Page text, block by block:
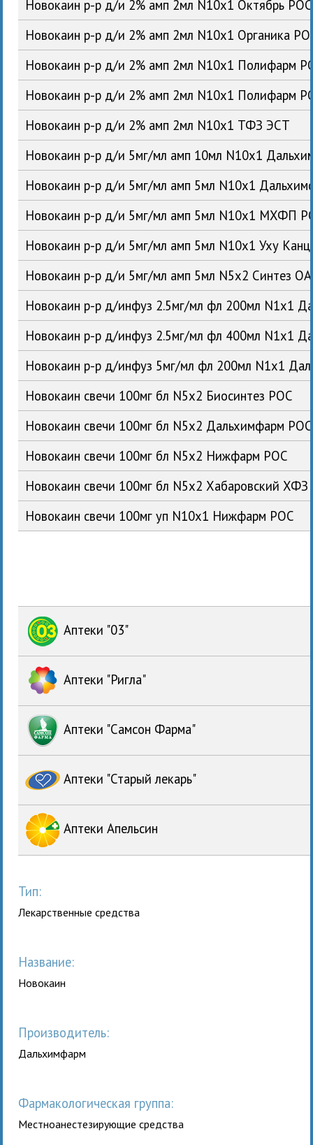
Новокаин р-р д/и 2% амп 2мл N10x1 Октябрь РОС
Новокаин р-р д/и 2% амп 2мл N10x1 Органика
Новокаин р-р д/и 2% амп 2мл N10x1 Полифарм
Новокаин р-р д/и 2% амп 2мл N10x1 Полифарм
Новокаин р-р д/и 2% амп 2мл N10x1 ТФЗ ЭСТ
Новокаин р-р д/и 5мг/мл амп 10мл N10x1
Новокаин р-р д/и 5мг/мл амп 5мл N10x1
Новокаин р-р д/и 5мг/мл амп 5мл N10x1 МХФП
Новокаин р-р д/и 5мг/мл амп 5мл N10x1 Уху
Новокаин р-р д/и 5мг/мл амп 5мл N5x2 Синтез
Новокаин р-р д/инфуз 2.5мг/мл фл 200мл N1x1
Новокаин р-р д/инфуз 2.5мг/мл фл 400мл N1x1
Новокаин р-р д/инфуз 5мг/мл фл 200мл N1x1
Новокаин свечи 100мг бл N5x2 Биосинтез РОС
Новокаин свечи 100мг бл N5x2 Дальхимфарм РОС
Новокаин свечи 100мг бл N5x2 Нижфарм РОС
Новокаин свечи 100мг бл N5x2 Хабаровский
Новокаин свечи 100мг уп N10x1 Нижфарм РОС
Аптеки "03"
Аптеки "Ригла"
Аптеки "Самсон Фарма"
Аптеки "Старый лекарь"
Аптеки Апельсин
Тип:
Лекарственные средства
Название:
Новокаин
Производитель:
Дальхимфарм
Фармакологическая группа:
Местноанестезирующие средства